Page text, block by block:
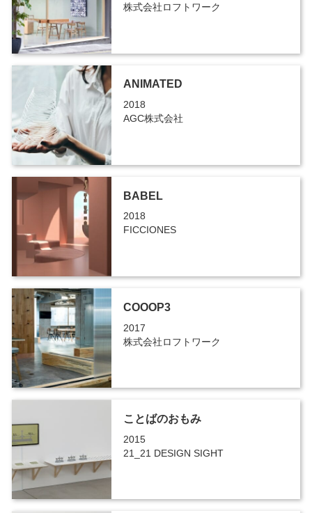
株式会社ロフトワーク
ANIMATED
2018
AGC株式会社
BABEL
2018
FICCIONES
COOOP3
2017
株式会社ロフトワーク
ことばのおもみ
2015
21_21 DESIGN SIGHT